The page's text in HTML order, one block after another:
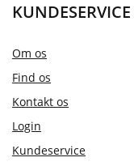
KUNDESERVICE
Om os
Find os
Kontakt os
Login
Kundeservice